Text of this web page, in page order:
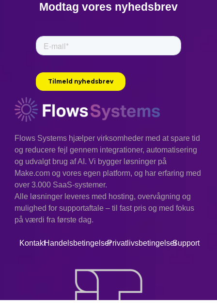
Modtag vores nyhedsbrev
Flows Systems hjælper virksomheder med at spare tid
og reducere fejl gennem integrationer, automatisering
og udvalgt brug af AI. Vi bygger løsninger på
Make.com og vores egen platform, og har erfaring med
over 3.000 SaaS-systemer.
Alle løsninger leveres med hosting, overvågning og
mulighed for supportaftale – til fast pris og med fokus
på værdi fra første dag.
KontaktHandelsbetingelserPrivatlivsbetingelserSupport